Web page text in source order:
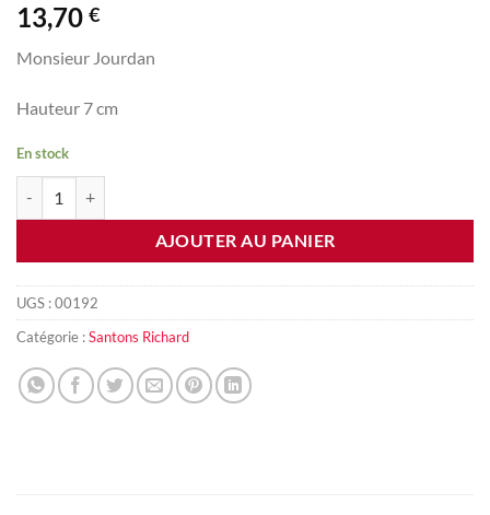
13,70 €
Monsieur Jourdan
Hauteur 7 cm
En stock
AJOUTER AU PANIER
UGS :00192
Catégorie :Santons Richard